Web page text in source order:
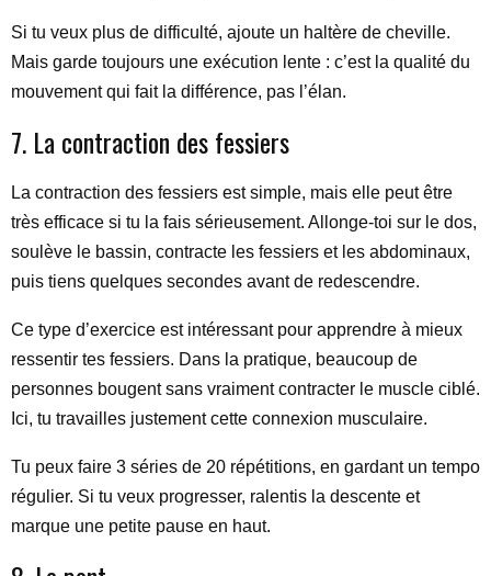
Si tu veux plus de difficulté, ajoute un haltère de cheville.
Mais garde toujours une exécution lente : c’est la qualité du
mouvement qui fait la différence, pas l’élan.
7. La contraction des fessiers
La contraction des fessiers est simple, mais elle peut être
très efficace si tu la fais sérieusement. Allonge-toi sur le dos,
soulève le bassin, contracte les fessiers et les abdominaux,
puis tiens quelques secondes avant de redescendre.
Ce type d’exercice est intéressant pour apprendre à mieux
ressentir tes fessiers. Dans la pratique, beaucoup de
personnes bougent sans vraiment contracter le muscle ciblé.
Ici, tu travailles justement cette connexion musculaire.
Tu peux faire 3 séries de 20 répétitions, en gardant un tempo
régulier. Si tu veux progresser, ralentis la descente et
marque une petite pause en haut.